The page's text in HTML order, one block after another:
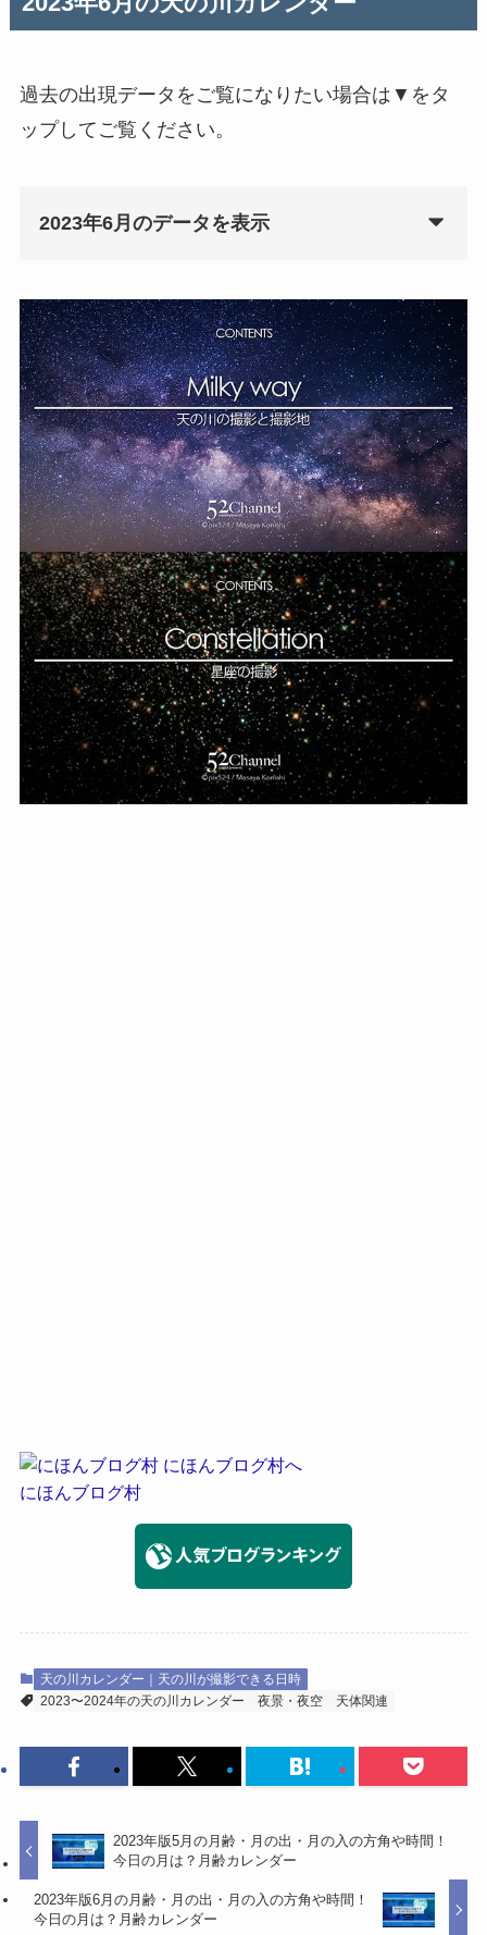
過去の出現データをご覧になりたい場合は▼をタ
ップしてご覧ください。
2023年6月のデータを表示
にほんブログ村
天の川カレンダー｜天の川が撮影できる日時
2023〜2024年の天の川カレンダー
夜景・夜空 天体関連
2023年版5月の月齢・月の出・月の入の方角や時間！
今日の月は？月齢カレンダー
2023年版6月の月齢・月の出・月の入の方角や時間！
今日の月は？月齢カレンダー